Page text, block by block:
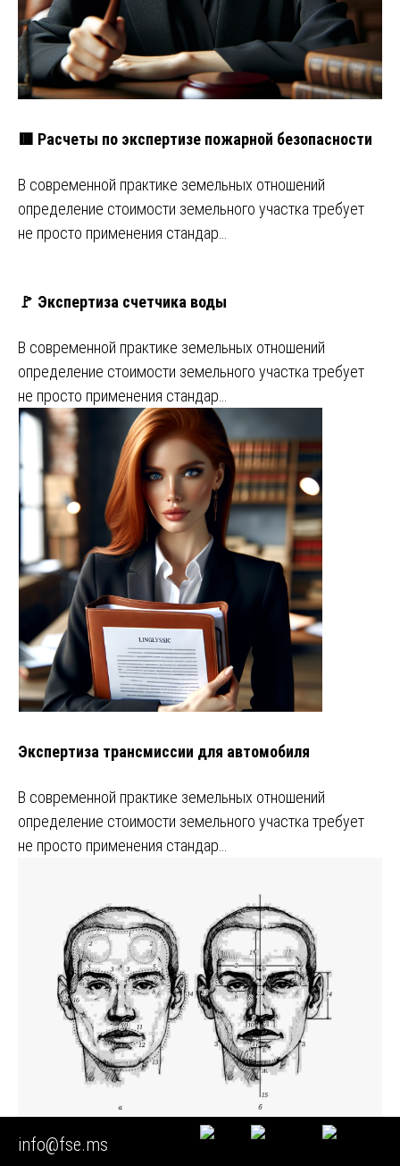
🟥 Расчеты по экспертизе пожарной безопасности
В современной практике земельных отношений
определение стоимости земельного участка требует
не просто применения стандар…
🚩 Экспертиза счетчика воды
В современной практике земельных отношений
определение стоимости земельного участка требует
не просто применения стандар…
Экспертиза трансмиссии для автомобиля
В современной практике земельных отношений
определение стоимости земельного участка требует
не просто применения стандар…
info@fse.ms